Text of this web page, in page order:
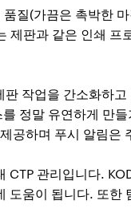
질(가끔은 촉박한
제판과 같은 인쇄
판 작업을 간소화하
정말 유연하게 만
공하며 푸시 알림은
관리입니다.
도움이 됩니다. 또